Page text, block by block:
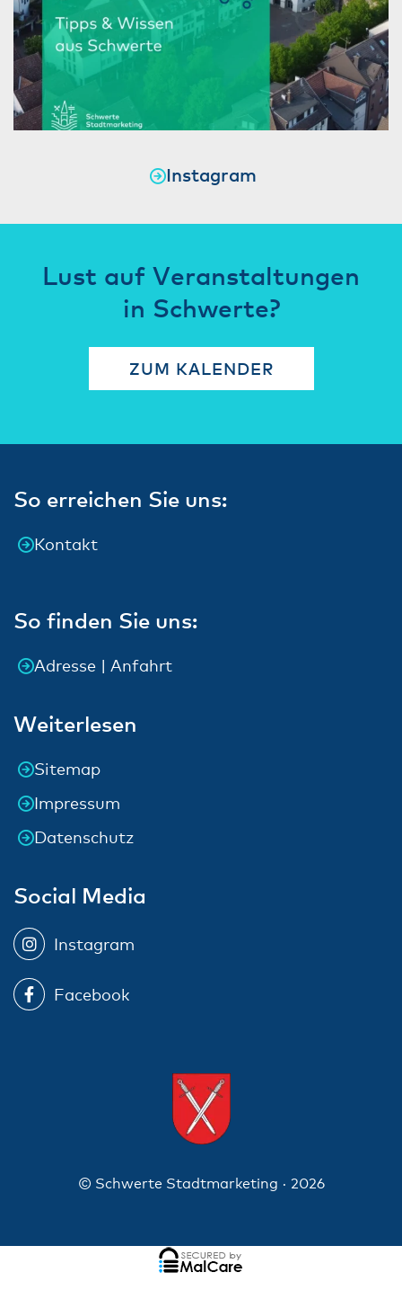
Instagram
Lust auf Veranstaltungen
in Schwerte?
ZUM KALENDER
So erreichen Sie uns:
Kontakt
So finden Sie uns:
Adresse | Anfahrt
Weiterlesen
Sitemap
Impressum
Datenschutz
Social Media
Instagram
Facebook
© Schwerte Stadtmarketing · 2026